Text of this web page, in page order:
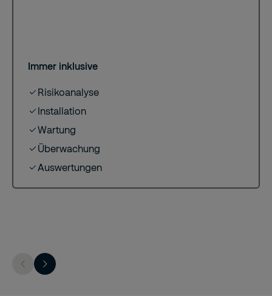
Immer inklusive
Risikoanalyse
Installation
Wartung
Überwachung
Auswertungen